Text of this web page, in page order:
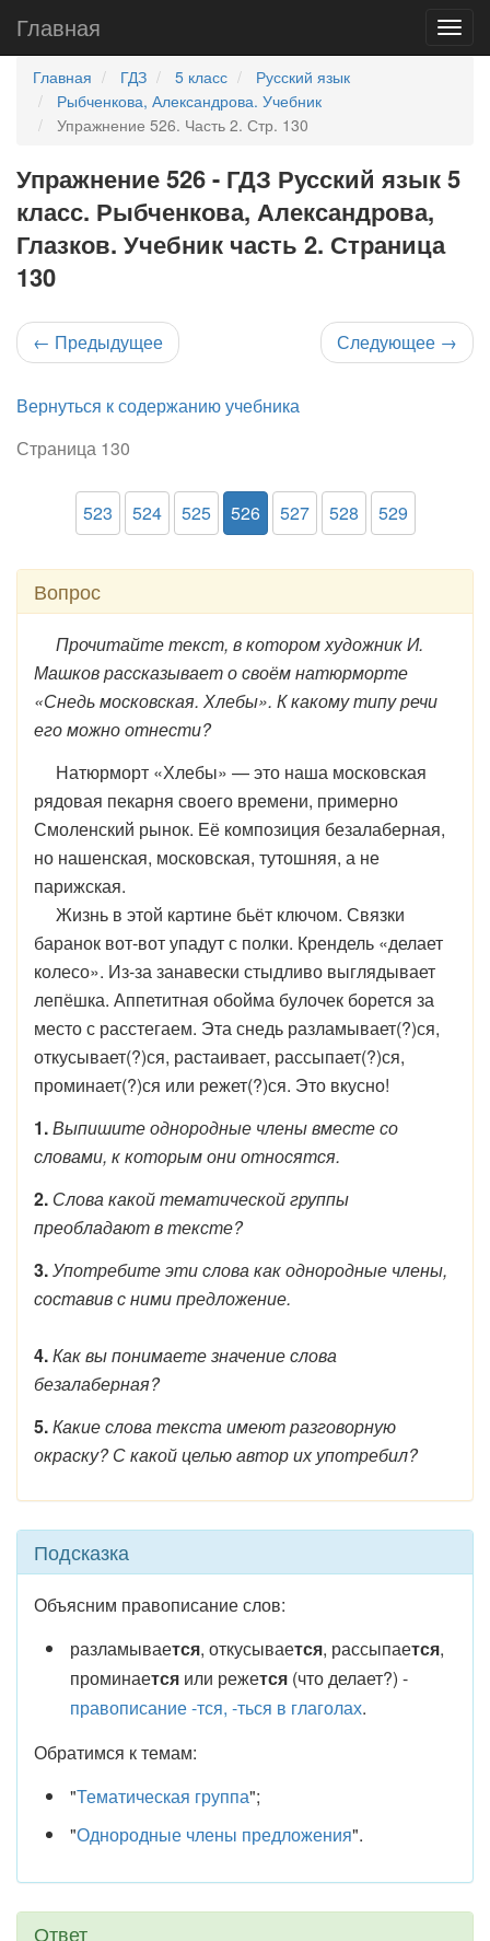
Главная
Главная ГДЗ 5 класс
Русский язык
Рыбченкова, Александрова. Учебник
Упражнение 526. Часть 2. Стр. 130
Упражнение 526 - ГДЗ Русский язык 5
класс. Рыбченкова, Александрова,
Глазков. Учебник часть 2. Страница
130
← Предыдущее Следующее →
Вернуться к содержанию учебника
Страница 130
523 524 525 526 527 528 529
Вопрос
Прочитайте текст, в котором художник И.
Машков рассказывает о своём натюрморте
«Снедь московская. Хлебы». К какому типу речи
его можно отнести?
Натюрморт «Хлебы» — это наша московская
рядовая пекарня своего времени, примерно
Смоленский рынок. Её композиция безалаберная,
но нашенская, московская, тутошняя, а не
парижская.
Жизнь в этой картине бьёт ключом. Связки
баранок вот-вот упадут с полки. Крендель «делает
колесо». Из-за занавески стыдливо выглядывает
лепёшка. Аппетитная обойма булочек борется за
место с расстегаем. Эта снедь разламывает(?)ся,
откусывает(?)ся, растаивает, рассыпает(?)ся,
проминает(?)ся или режет(?)ся. Это вкусно!
1.Выпишите однородные члены вместе со
словами, к которым они относятся.
2. Слова какой тематической группы
преобладают в тексте?
3.Употребите эти слова как однородные члены,
составив с ними предложение.
4.Как вы понимаете значение слова
безалаберная?
5.Какие слова текста имеют разговорную
окраску? С какой целью автор их употребил?
Подсказка
Объясним правописание слов:
разламывается, откусывается, рассыпается,
проминаетсяили режется(что делает?) -
правописание -тся, -ться в глаголах.
Обратимся к темам:
"Тематическая группа";
"Однородные члены предложения".
Ответ